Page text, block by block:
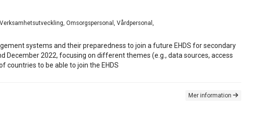
Omsorgspersonal, Vårdpersonal,
systems and their preparedness to join a future EHDS for secondary
2022, focusing on different themes (e.g., data sources, access
countries to be able to join the EHDS
Mer information